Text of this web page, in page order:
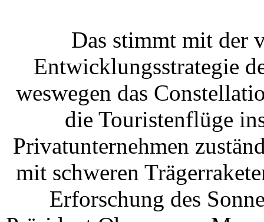
Das stimmt mit der
Entwicklungsstrategie
weswegen das
die Touristenflüge
Privatunternehmen
mit schweren
Erforschung des